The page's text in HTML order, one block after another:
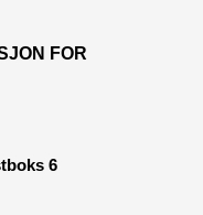
FOR
6